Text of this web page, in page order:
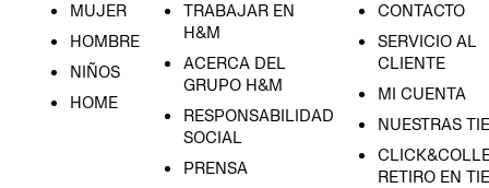
MUJER
HOMBRE
NIÑOS
HOME
TRABAJAR EN
H&M
ACERCA DEL
GRUPO H&M
RESPONSABILIDAD
SOCIAL
PRENSA
CONTACTO
SERVICIO AL
CLIENTE
MI CUENTA
NUESTRAS
RETIRO EN